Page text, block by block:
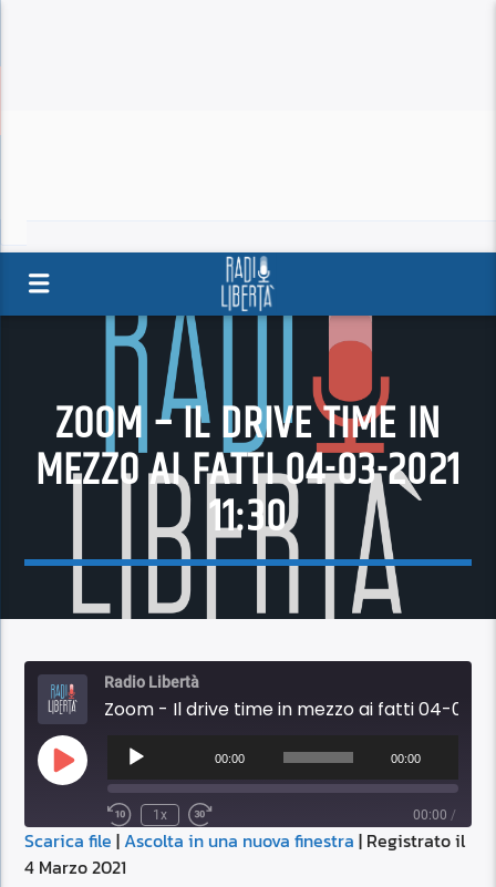
ZOOM – IL DRIVE TIME IN
MEZZO AI FATTI 04-03-2021
11:30
Radio Libertà
Play
Episode
Audio
Player
00:00 00:00
1x 00:00 /
SUBSCRIBE SHARE
Apple Podcasts
SHARE
Scarica file |Ascolta in una nuova finestra | Registrato il
4 Marzo 2021